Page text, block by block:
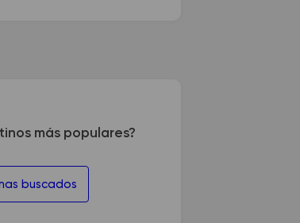
más populares?
buscados